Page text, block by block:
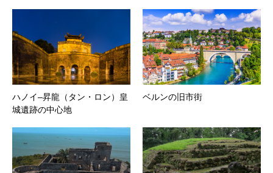
ハノイ–昇龍（タン・ロン）皇
城遺跡の中心地
ベルンの旧市街